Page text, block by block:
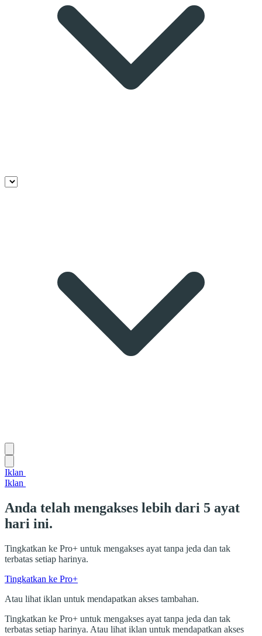
Iklan
Iklan
Anda telah mengakses lebih dari 5 ayat
hari ini.
Tingkatkan ke Pro+ untuk mengakses ayat tanpa jeda dan tak
terbatas setiap harinya.
Tingkatkan ke Pro+
Atau lihat iklan untuk mendapatkan akses tambahan.
Tingkatkan ke Pro+ untuk mengakses ayat tanpa jeda dan tak
terbatas setiap harinya. Atau lihat iklan untuk mendapatkan akses